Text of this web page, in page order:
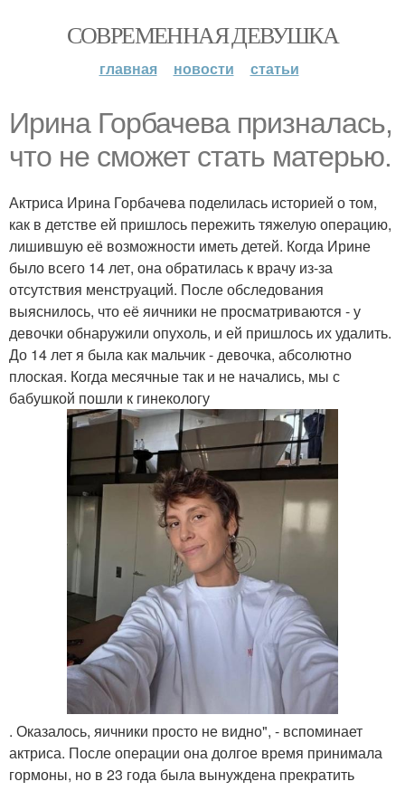
СОВРЕМЕННАЯ ДЕВУШКА
главная новости статьи
Ирина Горбачева призналась,
что не сможет стать матерью.
Актриса Ирина Горбачева поделилась историей о том,
как в детстве ей пришлось пережить тяжелую операцию,
лишившую её возможности иметь детей. Когда Ирине
было всего 14 лет, она обратилась к врачу из-за
отсутствия менструаций. После обследования
выяснилось, что её яичники не просматриваются - у
девочки обнаружили опухоль, и ей пришлось их удалить.
До 14 лет я была как мальчик - девочка, абсолютно
плоская. Когда месячные так и не начались, мы с
бабушкой пошли к гинекологу
. Оказалось, яичники просто не видно", - вспоминает
актриса. После операции она долгое время принимала
гормоны, но в 23 года была вынуждена прекратить